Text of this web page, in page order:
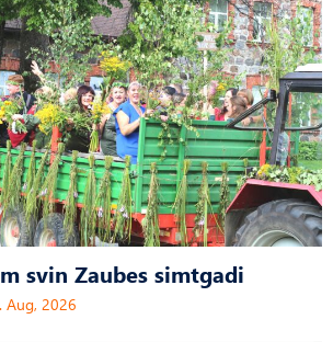
svin Zaubes simtgadi
Aug, 2026